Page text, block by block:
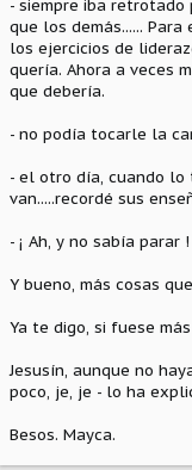
- siempre iba retrotado
que los demás......
los ejercicios de
quería. Ahora a veces
que debería.
- no podía tocarle la
- el otro día, cuando
van.....recordé sus
- ¡ Ah, y no sabía parar
Y bueno, más cosas
Ya te digo, si fuese
Jesusín, aunque no
poco, je, je - lo ha
Besos. Mayca.